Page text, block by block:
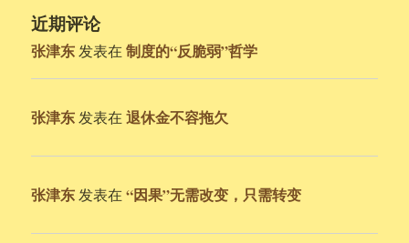
近期评论
张津东 发表在制度的“反脆弱”哲学
张津东 发表在退休金不容拖欠
张津东 发表在“因果”无需改变，只需转变